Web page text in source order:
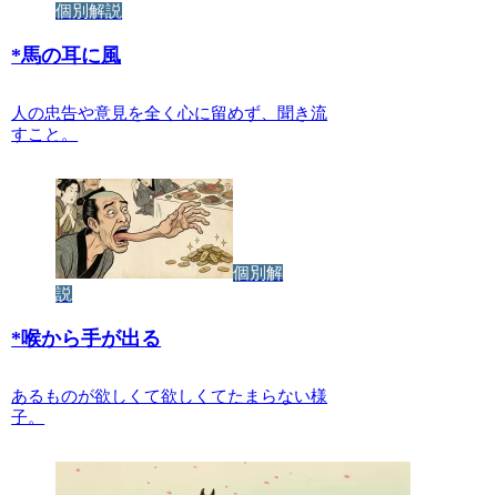
個別解説
*馬の耳に風
人の忠告や意見を全く心に留めず、聞き流
すこと。
個別解
説
*喉から手が出る
あるものが欲しくて欲しくてたまらない様
子。